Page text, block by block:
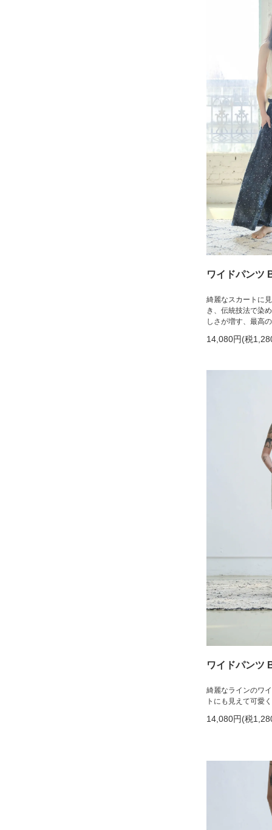
ワイドパンツ
綺麗なスカートに
き、伝統技法で染
しさが増す、最高
14,080円(税
ワイドパンツ
綺麗なラインのワ
トにも見えて可愛
14,080円(税